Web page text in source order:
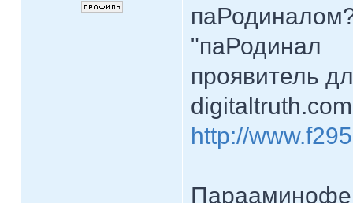
"паРодинал
проявитель
http://